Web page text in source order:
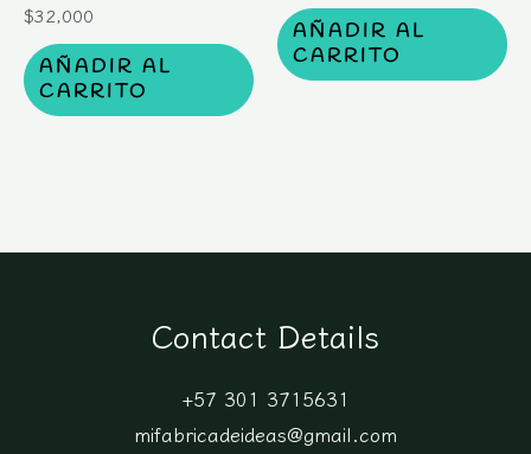
$32,000
AÑADIR AL
CARRITO
AÑADIR AL
CARRITO
Contact Details
+57 301 3715631
mifabricadeideas@gmail.com